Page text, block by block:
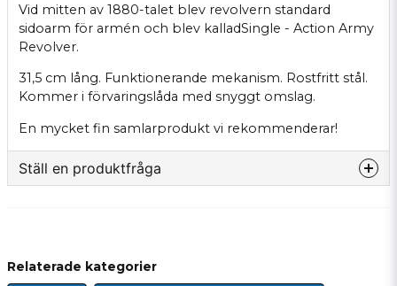
Vid mitten av 1880-talet blev revolvern standard
sidoarm för armén och blev kalladSingle - Action Army
Revolver.
31,5 cm lång. Funktionerande mekanism. Rostfritt stål.
Kommer i förvaringslåda med snyggt omslag.
En mycket fin samlarprodukt vi rekommenderar!
Ställ en produktfråga
Relaterade kategorier